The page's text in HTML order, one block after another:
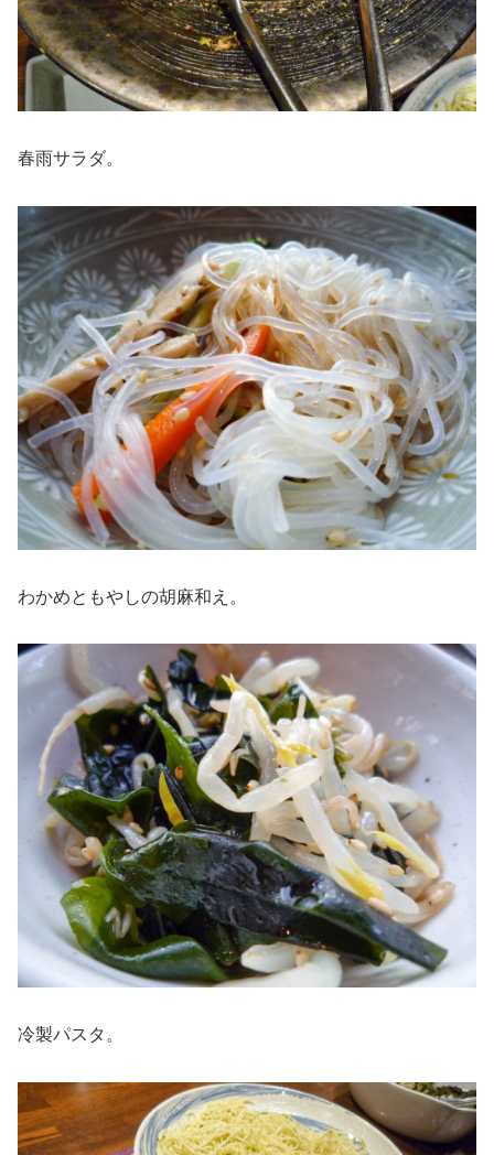
春雨サラダ。
わかめともやしの胡麻和え。
冷製パスタ。